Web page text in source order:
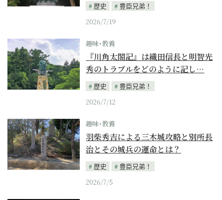
歴史
豊臣兄弟！
2026/7/19
趣味･教養
『川角太閤記』は織田信長と明智光
秀のトラブルをどのように記し…
歴史
豊臣兄弟！
2026/7/12
趣味･教養
羽柴秀吉による三木城攻略と別所長
治とその城兵の運命とは？
歴史
豊臣兄弟！
2026/7/5